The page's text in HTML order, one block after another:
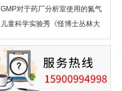
只需15分钟 保持活鲜一整年
GMP对于药厂分析室使用的氮气
钢瓶存放标准
儿童科学实验秀《怪博士丛林大
及